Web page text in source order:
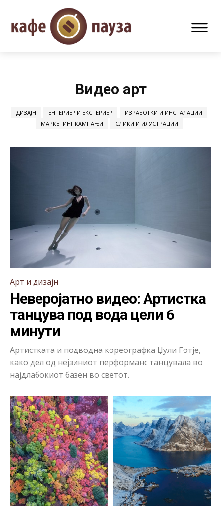
Видео арт
ДИЗАЈН ЕНТЕРИЕР И ЕКСТЕРИЕР
ИЗРАБОТКИ И ИНСТАЛАЦИИ
МАРКЕТИНГ КАМПАЊИ
СЛИКИ И ИЛУСТРАЦИИ
Арт и дизајн
Неверојатно видео: Артистка
танцува под вода цели 6
минути
Артистката и подводна кореографка Џули Готје,
како дел од нејзиниот перформанс танцувала во
најдлабокиот базен во светот.